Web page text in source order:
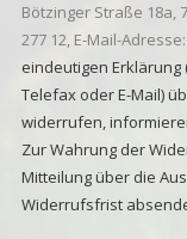
Bötzinger Straße 18a,
277 12, E-Mail-
eindeutigen Erklärung
Telefax oder E-Mail)
widerrufen,
Zur Wahrung der
Mitteilung über die
Widerrufsfrist